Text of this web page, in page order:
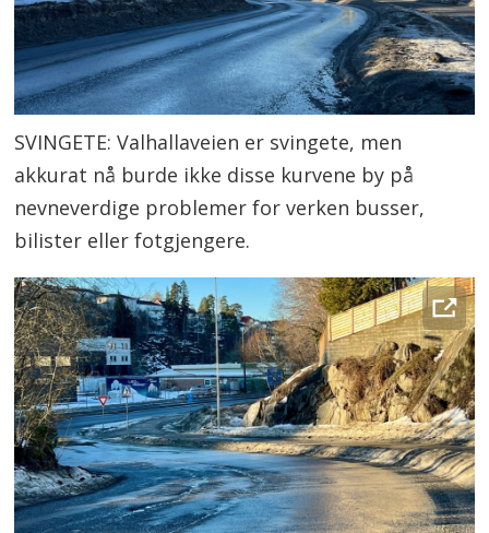
SVINGETE: Valhallaveien er svingete, men
akkurat nå burde ikke disse kurvene by på
nevneverdige problemer for verken busser,
bilister eller fotgjengere.